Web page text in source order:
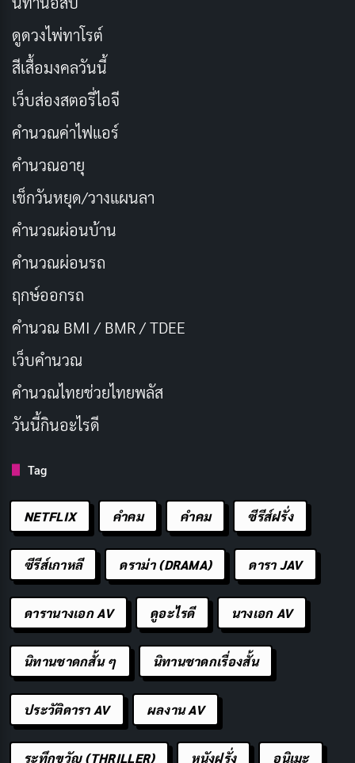
ประเภท: โรแมนติก, ดราม่า, เยาวชน
วันที่ออกอากาศ: 29 มิถุนายน – 19 สิงหาคม 2021
นักแสดงนำ: Lee Sae On, Kang Yoo Seok, Choe
Chan Yi
ผู้กำกับ: Lee Yoo Yeon
เรตติ้ง IMDb: 8.0/10
ช่องทางการดู:WeTV
เรื่องย่อ Where Your Eyes Linger
พบกับฮันแทจู นักเรียนและผู้สืบทอดของ TB Group ด้วย
ฐานะครอบครัวที่ร่ำรวย หน้าตาดี มีชื่อเสียง จึงมีความกังวล
เล็กน้อย คังกุก เพื่อนสมัยเด็กของเขาช่างคิด มีความ
แข็งแกร่งทางร่างกายและได้รับการฝึกฝนศิลปะการต่อสู้
แขนงต่าง ๆ แทจูเป็นเพื่อนคนเดียวของคังกุก แทจูเชื่อใจคัง
กุกและรู้สึกสบายใจเมื่ออยู่ใกล้เขา ความตึงเครียดปะทุขึ้น
เมื่อนักเรียนหญิงคนใหม่ เฮมี แสดงความสนใจในตัวคังกุก
ขณะที่ทั้งสองไปเดทกัน ฮันแทจูก็หงุดหงิด และหลังจากนั้น
ไม่นาน อารมณ์ที่เก็บกดมานานก็เริ่มปรากฏขึ้น จะมีอะไร
มากกว่านี้สำหรับมิตรภาพที่สงบสุขของพวกเขาหรือไม่?
ดูดวงไพ่ทาโรต์
สีเสื้อมงคลวันนี้
เว็บส่องสตอรี่ไอจี
คำนวณค่าไฟแอร์
คำนวณอายุ
เช็กวันหยุด/วางแผนลา
คำนวณผ่อนบ้าน
คำนวณผ่อนรถ
ฤกษ์ออกรถ
คำนวณ BMI / BMR / TDEE
เว็บคํานวณ
คํานวณไทยช่วยไทยพลัส
วันนี้กินอะไรดี
Tag
NETFLIX คำคม คําคม ซีรีส์ฝรั่ง
ซีรีส์เกาหลี ดราม่า (DRAMA) ดารา JAV
ดารานางเอก AV ดูอะไรดี นางเอก AV
นิทานชาดกสั้น ๆ นิทานชาดกเรื่องสั้น
ประวัติดารา AV ผลงาน AV
ระทึกขวัญ (THRILLER) หนังฝรั่ง อนิเมะ